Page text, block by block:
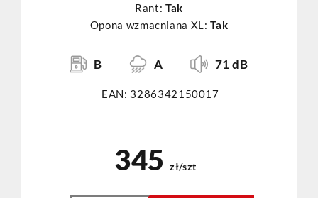
Rant: Tak
Opona wzmacniana XL:Tak
B A 71 dB
EAN: 3286342150017
345 zł/szt